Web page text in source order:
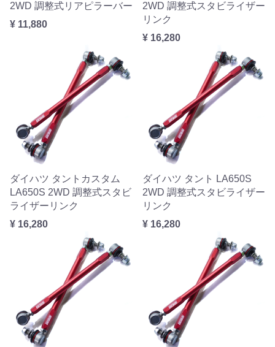
2WD 調整式リアピラーバー
¥ 11,880
2WD 調整式スタビライザー
リンク
¥ 16,280
ダイハツ タントカスタム
LA650S 2WD 調整式スタビ
ライザーリンク
¥ 16,280
ダイハツ タント LA650S
2WD 調整式スタビライザー
リンク
¥ 16,280